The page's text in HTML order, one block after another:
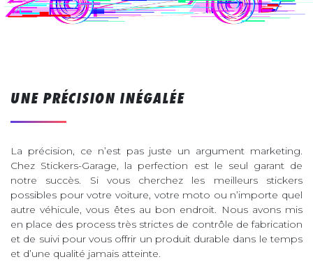
UNE PRÉCISION INÉGALÉE
La précision, ce n’est pas juste un argument marketing.
Chez Stickers-Garage, la perfection est le seul garant de
notre succès. Si vous cherchez les meilleurs stickers
possibles pour votre voiture, votre moto ou n’importe quel
autre véhicule, vous êtes au bon endroit. Nous avons mis
en place des process très strictes de contrôle de fabrication
et de suivi pour vous offrir un produit durable dans le temps
et d’une qualité jamais atteinte.